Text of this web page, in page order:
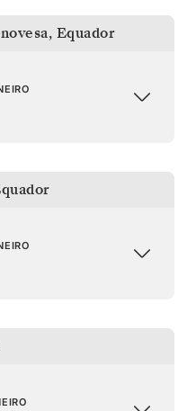
, Equador